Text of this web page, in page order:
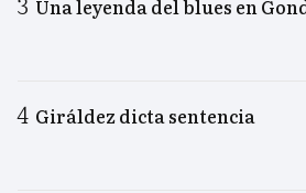
Una leyenda del blues en
Giráldez dicta sentencia